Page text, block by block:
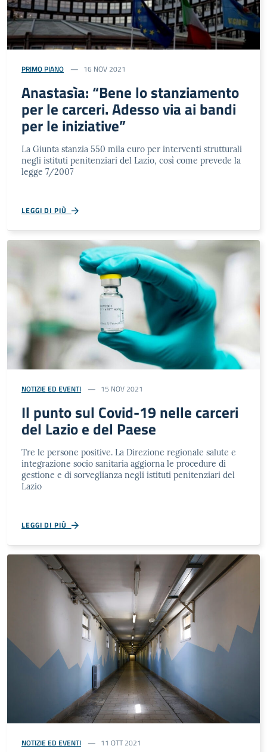
PRIMO PIANO 16 NOV 2021
Anastasìa: “Bene lo stanziamento
per le carceri. Adesso via ai bandi
per le iniziative”
La Giunta stanzia 550 mila euro per interventi strutturali
negli istituti penitenziari del Lazio, così come prevede la
legge 7/2007
LEGGI DI PIÙ
NOTIZIE ED EVENTI 15 NOV 2021
Il punto sul Covid-19 nelle carceri
del Lazio e del Paese
Tre le persone positive. La Direzione regionale salute e
integrazione socio sanitaria aggiorna le procedure di
gestione e di sorveglianza negli istituti penitenziari del
Lazio
LEGGI DI PIÙ
NOTIZIE ED EVENTI 11 OTT 2021